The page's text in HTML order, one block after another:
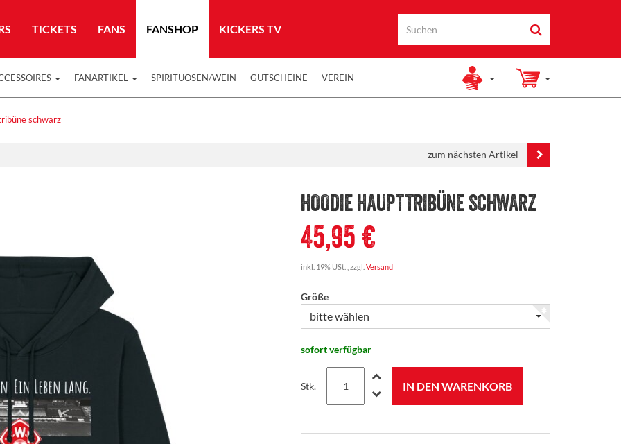
TICKETS FANS FANSHOP KICKERS TV
FANARTIKEL SPIRITUOSEN/WEIN GUTSCHEINE VEREIN
schwarz
zum nächsten Artikel
HOODIE HAUPTTRIBÜNE SCHWARZ
45,95 €
inkl. 19% USt. , zzgl. Versand
Größe
bitte wählen
sofort verfügbar
Stk. IN DEN WARENKORB